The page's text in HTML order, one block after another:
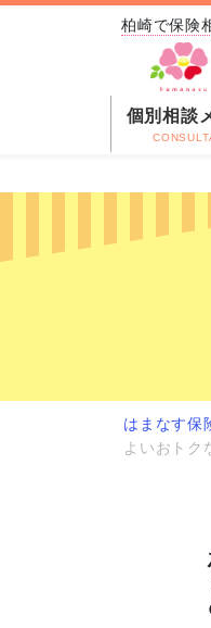
柏崎で保険
個別相談
はまなす保
よいおトク